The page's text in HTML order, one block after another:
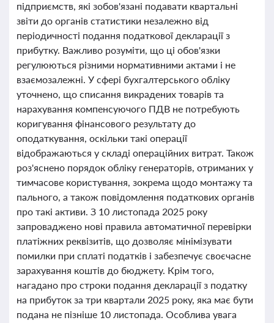
підприємств, які зобов'язані подавати квартальні
звіти до органів статистики незалежно від
періодичності подання податкової декларації з
прибутку. Важливо розуміти, що ці обов'язки
регулюються різними нормативними актами і не
взаємозалежні. У сфері бухгалтерського обліку
уточнено, що списання викрадених товарів та
нарахування компенсуючого ПДВ не потребують
коригування фінансового результату до
оподаткування, оскільки такі операції
відображаються у складі операційних витрат. Також
роз'яснено порядок обліку генераторів, отриманих у
тимчасове користування, зокрема щодо монтажу та
пального, а також повідомлення податкових органів
про такі активи. З 10 листопада 2025 року
запроваджено нові правила автоматичної перевірки
платіжних реквізитів, що дозволяє мінімізувати
помилки при сплаті податків і забезпечує своєчасне
зарахування коштів до бюджету. Крім того,
нагадано про строки подання декларації з податку
на прибуток за три квартали 2025 року, яка має бути
подана не пізніше 10 листопада. Особлива увага